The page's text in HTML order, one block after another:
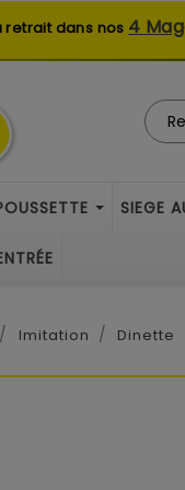
retrait dans nos 4
SIEGE
Imitation Dinette